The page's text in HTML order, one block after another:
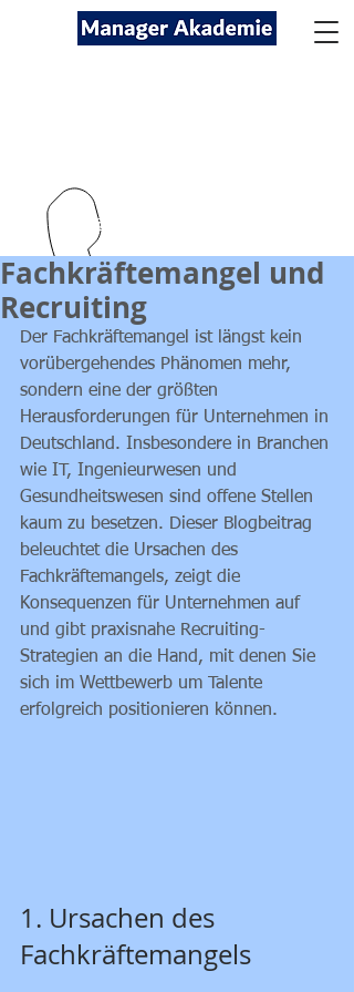
kontakt@managerakademie.com
Fachkräftemangel und
Recruiting
Der Fachkräftemangel ist längst kein
vorübergehendes Phänomen mehr,
sondern eine der größten
Herausforderungen für Unternehmen in
Deutschland. Insbesondere in Branchen
wie IT, Ingenieurwesen und
Gesundheitswesen sind offene Stellen
kaum zu besetzen. Dieser Blogbeitrag
beleuchtet die Ursachen des
Fachkräftemangels, zeigt die
Konsequenzen für Unternehmen auf
und gibt praxisnahe Recruiting-
Strategien an die Hand, mit denen Sie
sich im Wettbewerb um Talente
erfolgreich positionieren können.
1. Ursachen des
Fachkräftemangels